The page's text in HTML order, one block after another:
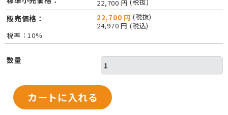
22,700 円 (税抜)
販売価格： 22,700 円 (税抜)
24,970 円 (税込)
税率：10%
数量